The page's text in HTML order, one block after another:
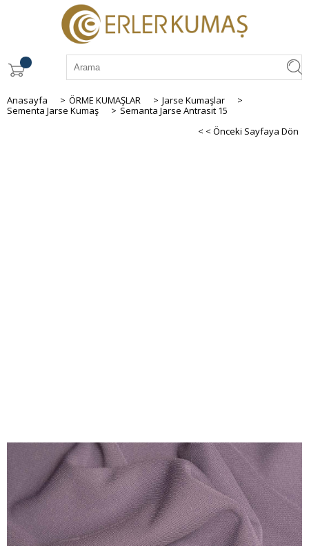
Anasayfa > ÖRME KUMAŞLAR > Jarse Kumaşlar
>
Sementa Jarse Kumaş
> Semanta Jarse Antrasit 15
< < Önceki Sayfaya Dön